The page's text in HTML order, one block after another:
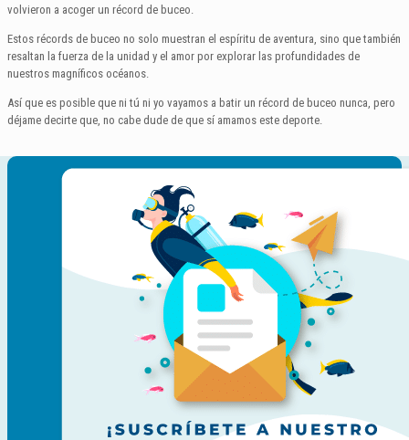
volvieron a acoger un récord de buceo.
Estos récords de buceo no solo muestran el espíritu de aventura, sino que también
resaltan la fuerza de la unidad y el amor por explorar las profundidades de
nuestros magníficos océanos.
Así que es posible que ni tú ni yo vayamos a batir un récord de buceo nunca, pero
déjame decirte que, no cabe dude de que sí amamos este deporte.